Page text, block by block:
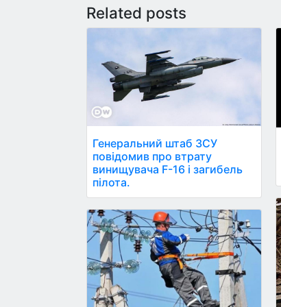
Related posts
Генеральний штаб ЗСУ
повідомив про втрату
винищувача F-16 і загибель
пілота.